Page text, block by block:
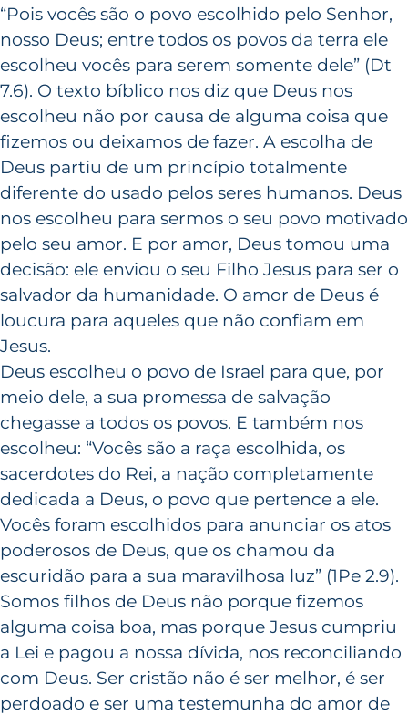
“Pois vocês são o povo escolhido pelo Senhor,
nosso Deus; entre todos os povos da terra ele
escolheu vocês para serem somente dele” (Dt
7.6). O texto bíblico nos diz que Deus nos
escolheu não por causa de alguma coisa que
fizemos ou deixamos de fazer. A escolha de
Deus partiu de um princípio totalmente
diferente do usado pelos seres humanos. Deus
nos escolheu para sermos o seu povo motivado
pelo seu amor. E por amor, Deus tomou uma
decisão: ele enviou o seu Filho Jesus para ser o
salvador da humanidade. O amor de Deus é
loucura para aqueles que não confiam em
Jesus.
Deus escolheu o povo de Israel para que, por
meio dele, a sua promessa de salvação
chegasse a todos os povos. E também nos
escolheu: “Vocês são a raça escolhida, os
sacerdotes do Rei, a nação completamente
dedicada a Deus, o povo que pertence a ele.
Vocês foram escolhidos para anunciar os atos
poderosos de Deus, que os chamou da
escuridão para a sua maravilhosa luz” (1Pe 2.9).
Somos filhos de Deus não porque fizemos
alguma coisa boa, mas porque Jesus cumpriu
a Lei e pagou a nossa dívida, nos reconciliando
com Deus. Ser cristão não é ser melhor, é ser
perdoado e ser uma testemunha do amor de